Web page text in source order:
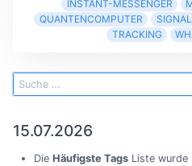
INSTANT-MESSENGER
QUANTENCOMPUTER
SIGNAL
TRACKING
15.07.2026
Die Häufigste TagsListe wurde